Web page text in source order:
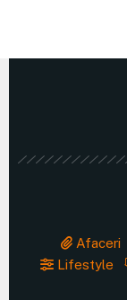
Afaceri
Lifestyle